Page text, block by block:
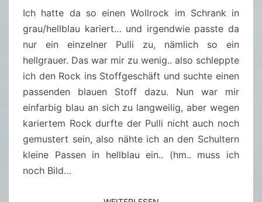
R
P
U
L
L
I
Ich hatte da so einen Wollrock im Schrank in
grau/hellblau kariert… und irgendwie passte da
nur ein einzelner Pulli zu, nämlich so ein
hellgrauer. Das war mir zu wenig.. also schleppte
ich den Rock ins Stoffgeschäft und suchte einen
passenden blauen Stoff dazu. Nun war mir
einfarbig blau an sich zu langweilig, aber wegen
kariertem Rock durfte der Pulli nicht auch noch
gemustert sein, also nähte ich an den Schultern
kleine Passen in hellblau ein.. (hm.. muss ich
noch Bild…